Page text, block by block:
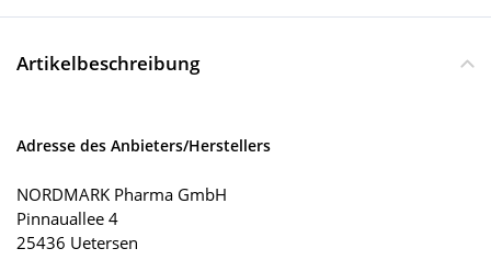
Artikelbeschreibung
Adresse des Anbieters/Herstellers
NORDMARK Pharma GmbH
Pinnauallee 4
25436 Uetersen